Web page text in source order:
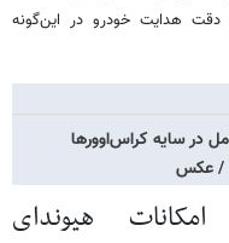
هدایت خودرو در این‌گونه
/ عکس
هیوندای